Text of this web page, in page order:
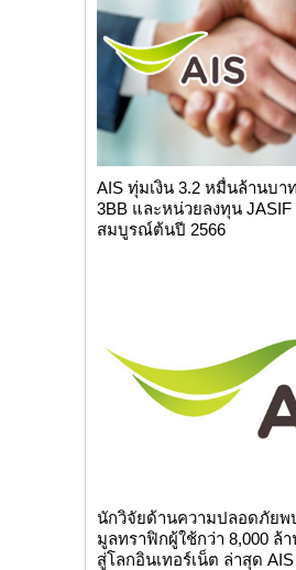
AIS ทุ่มเงิน 3.2 หมื่นล้านบา
3BB และหน่วยลงทุน JASIF
สมบูรณ์ต้นปี 2566
นักวิจัยด้านความปลอดภัยพ
มูลทราฟิกผู้ใช้กว่า 8,000 ล้
สู่โลกอินเทอร์เน็ต ล่าสุด